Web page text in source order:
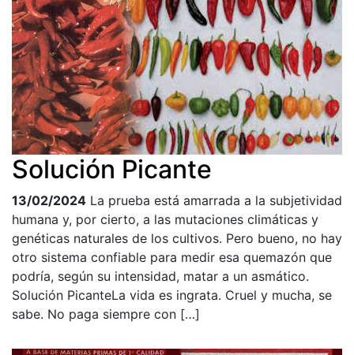
Solución Picante
13/02/2024 La prueba está amarrada a la subjetividad
humana y, por cierto, a las mutaciones climáticas y
genéticas naturales de los cultivos. Pero bueno, no hay
otro sistema confiable para medir esa quemazón que
podría, según su intensidad, matar a un asmático.
Solución PicanteLa vida es ingrata. Cruel y mucha, se
sabe. No paga siempre con […]